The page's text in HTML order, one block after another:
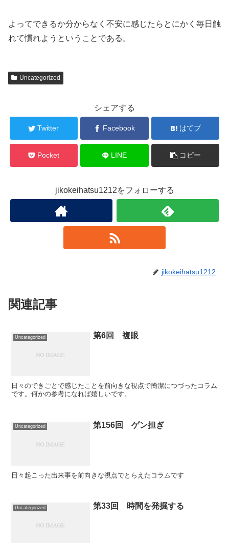
よってできるか分からなく不安に感じたらとにかく毎日触
れて慣れようということである。
Uncategorized
シェアする
Twitter Facebook はてブ
Pocket LINE コピー
jikokeihatsu1212をフォローする
jikokeihatsu1212
関連記事
Uncategorized 第6回 複眼
日々のできごとで感じたことを前向きな視点で簡潔につづったコラム
です。何かの参考になれば嬉しいです。
Uncategorized 第156回 ゲン担ぎ
日々起こった出来事を前向きな視点でとらえたコラムです
Uncategorized 第33回 時間を発掘する